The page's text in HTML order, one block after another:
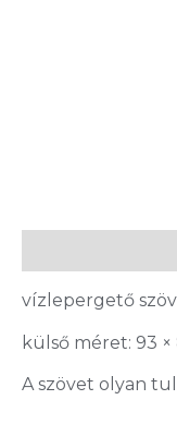
vízlepergető
külső méret: 93 ×
A szövet olyan